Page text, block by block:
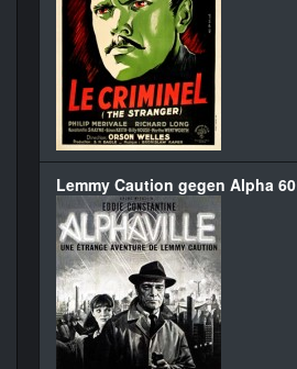
Lemmy Caution gegen Alpha 60